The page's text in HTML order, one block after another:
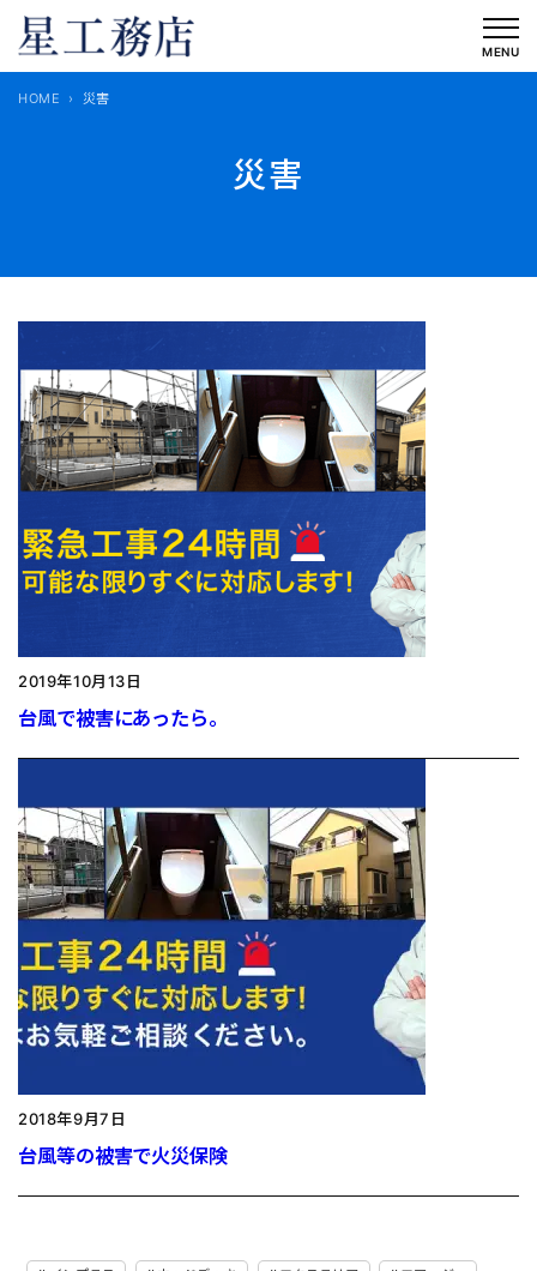
を
MENU
災害
HOME 災害
2019年10月13日
台風で被害にあったら。
2018年9月7日
台風等の被害で火災保険